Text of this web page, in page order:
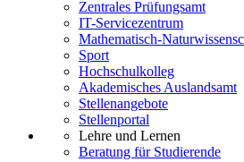
Zentrales Prüfungsamt
IT-Servicezentrum
Mathematisch-
Sport
Hochschulkolleg
Akademisches Auslandsamt
Stellenangebote
Stellenportal
Lehre und Lernen
Beratung für Studierende